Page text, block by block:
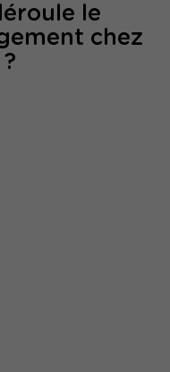
le
chez